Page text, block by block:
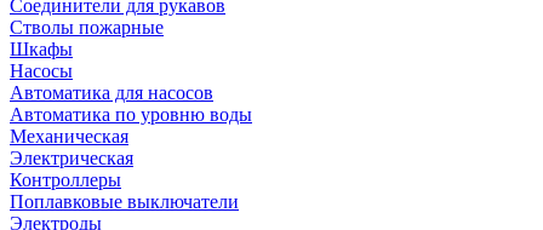
Соединители для рукавов
Стволы пожарные
Шкафы
Насосы
Автоматика для насосов
Автоматика по уровню воды
Механическая
Электрическая
Контроллеры
Поплавковые выключатели
Электроды